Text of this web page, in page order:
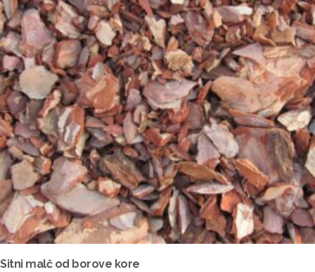
Sitni malč od borove kore